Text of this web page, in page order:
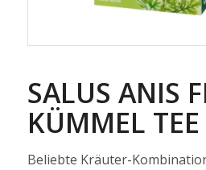
SALUS ANIS
KÜMMEL
Beliebte Kräuter-